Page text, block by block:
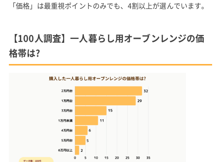
「価格」は最重視ポイントのみでも、4割以上が選んでいます。
【100人調査】一人暮らし用オーブンレンジの価
格帯は?